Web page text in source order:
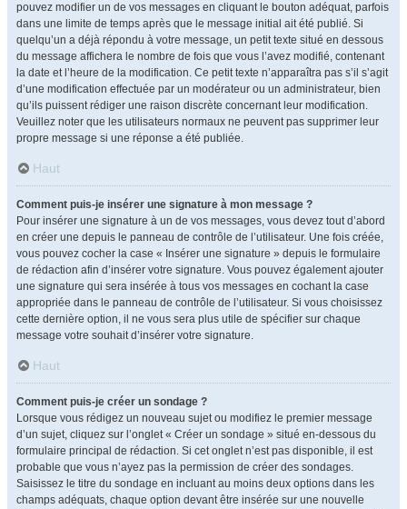
pouvez modifier un de vos messages en cliquant le bouton adéquat, parfois
dans une limite de temps après que le message initial ait été publié. Si
quelqu’un a déjà répondu à votre message, un petit texte situé en dessous
du message affichera le nombre de fois que vous l’avez modifié, contenant
la date et l’heure de la modification. Ce petit texte n’apparaîtra pas s’il s’agit
d’une modification effectuée par un modérateur ou un administrateur, bien
qu’ils puissent rédiger une raison discrète concernant leur modification.
Veuillez noter que les utilisateurs normaux ne peuvent pas supprimer leur
propre message si une réponse a été publiée.
Haut
Comment puis-je insérer une signature à mon message ?
Pour insérer une signature à un de vos messages, vous devez tout d’abord
en créer une depuis le panneau de contrôle de l’utilisateur. Une fois créée,
vous pouvez cocher la case « Insérer une signature » depuis le formulaire
de rédaction afin d’insérer votre signature. Vous pouvez également ajouter
une signature qui sera insérée à tous vos messages en cochant la case
appropriée dans le panneau de contrôle de l’utilisateur. Si vous choisissez
cette dernière option, il ne vous sera plus utile de spécifier sur chaque
message votre souhait d’insérer votre signature.
Haut
Comment puis-je créer un sondage ?
Lorsque vous rédigez un nouveau sujet ou modifiez le premier message
d’un sujet, cliquez sur l’onglet « Créer un sondage » situé en-dessous du
formulaire principal de rédaction. Si cet onglet n’est pas disponible, il est
probable que vous n’ayez pas la permission de créer des sondages.
Saisissez le titre du sondage en incluant au moins deux options dans les
champs adéquats, chaque option devant être insérée sur une nouvelle